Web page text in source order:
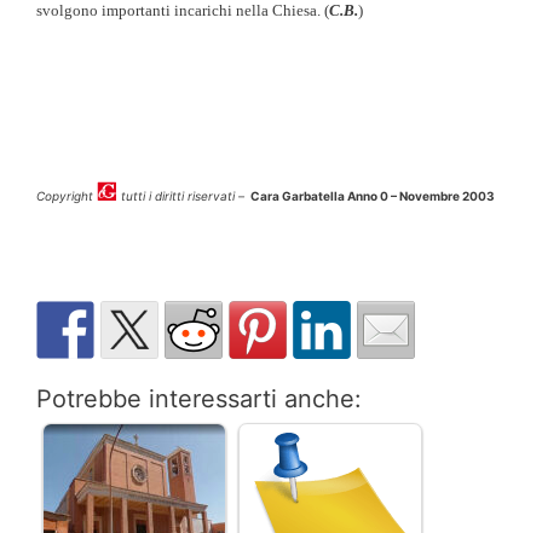
svolgono importanti incarichi nella Chiesa. (C.B.)
Copyright tutti i diritti riservati – Cara Garbatella Anno 0 – Novembre 2003
Potrebbe interessarti anche: